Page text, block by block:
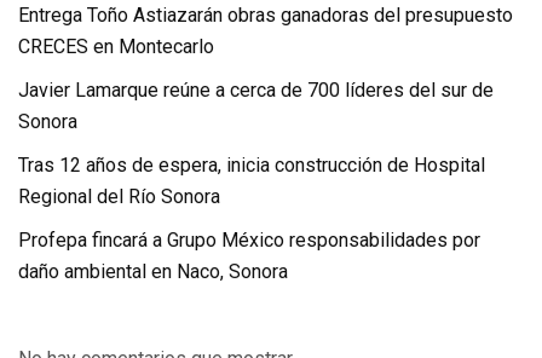
Entrega Toño Astiazarán obras ganadoras del presupuesto
CRECES en Montecarlo
Javier Lamarque reúne a cerca de 700 líderes del sur de
Sonora
Tras 12 años de espera, inicia construcción de Hospital
Regional del Río Sonora
Profepa fincará a Grupo México responsabilidades por
daño ambiental en Naco, Sonora